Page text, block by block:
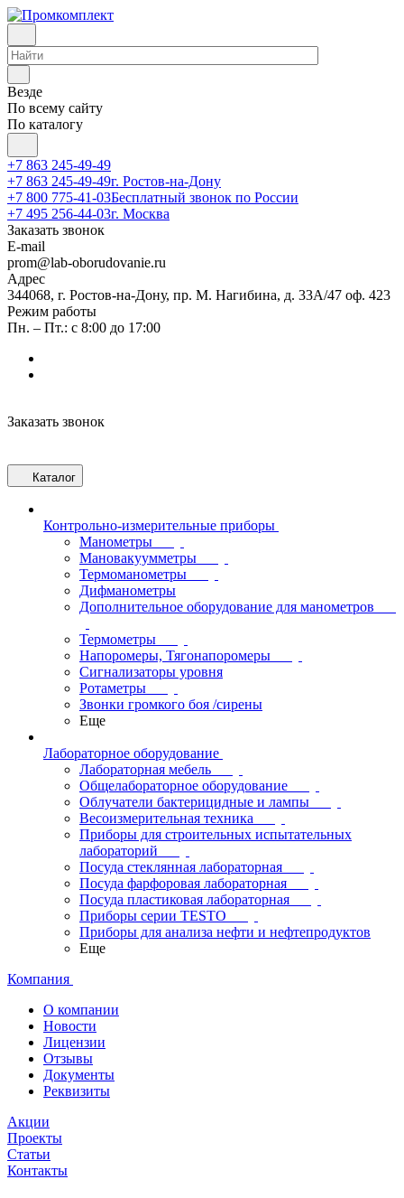
Везде
По всему сайту
По каталогу
+7 863 245-49-49
+7 863 245-49-49г. Ростов-на-Дону
+7 800 775-41-03Бесплатный звонок по России
+7 495 256-44-03г. Москва
Заказать звонок
E-mail
prom@lab-oborudovanie.ru
Адрес
344068, г. Ростов-на-Дону, пр. М. Нагибина, д. 33А/47 оф. 423
Режим работы
Пн. – Пт.: с 8:00 до 17:00
Заказать звонок
Каталог
Контрольно-измерительные приборы
Манометры
Мановакуумметры
Термоманометры
Дифманометры
Дополнительное оборудование для манометров
Термометры
Напоромеры, Тягонапоромеры
Сигнализаторы уровня
Ротаметры
Звонки громкого боя /сирены
Еще
Лабораторное оборудование
Лабораторная мебель
Общелабораторное оборудование
Облучатели бактерицидные и лампы
Весоизмерительная техника
Приборы для строительных испытательных
лабораторий
Посуда стеклянная лабораторная
Посуда фарфоровая лабораторная
Посуда пластиковая лабораторная
Приборы серии TESTO
Приборы для анализа нефти и нефтепродуктов
Еще
Компания
О компании
Новости
Лицензии
Отзывы
Документы
Реквизиты
Акции
Проекты
Статьи
Контакты